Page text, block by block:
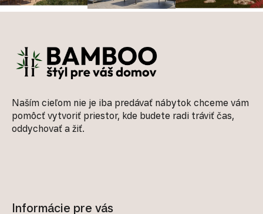
Naším cieľom nie je iba predávať nábytok chceme vám
pomôcť vytvoriť priestor, kde budete radi tráviť čas,
oddychovať a žiť.
Informácie pre vás